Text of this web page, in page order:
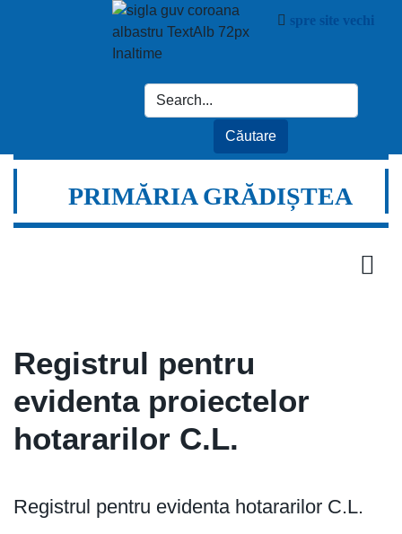
spre site vechi
PRIMĂRIA GRĂDIȘTEA
Registrul pentru
evidenta proiectelor
hotararilor C.L.
Registrul pentru evidenta hotararilor C.L.